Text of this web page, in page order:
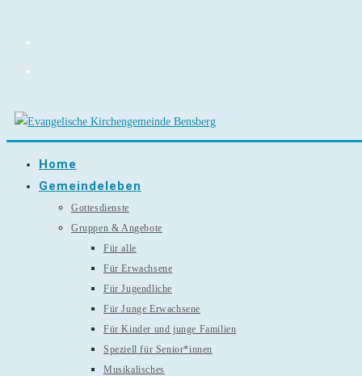
Home
Gemeindeleben
Gottesdienste
Gruppen & Angebote
Für alle
Für Erwachsene
Für Jugendliche
Für Junge Erwachsene
Für Kinder und junge Familien
Speziell für Senior*innen
Musikalisches